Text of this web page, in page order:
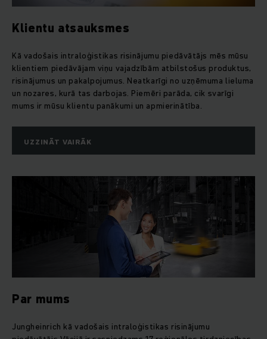
Klientu atsauksmes
Kā vadošais intraloģistikas risinājumu piedāvātājs mēs mūsu
klientiem piedāvājam viņu vajadzībām atbilstošus produktus,
risinājumus un pakalpojumus. Neatkarīgi no uzņēmuma lieluma
un nozares, kurā tas darbojas. Piemēri parāda, cik svarīgi
mums ir mūsu klientu panākumi un apmierinātība.
UZZINĀT VAIRĀK
Par mums
Jungheinrich kā vadošais intraloģistikas risinājumu